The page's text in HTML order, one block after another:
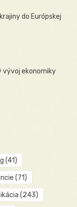
do Európskej
vývoj ekonomiky
(41)
(71)
(243)